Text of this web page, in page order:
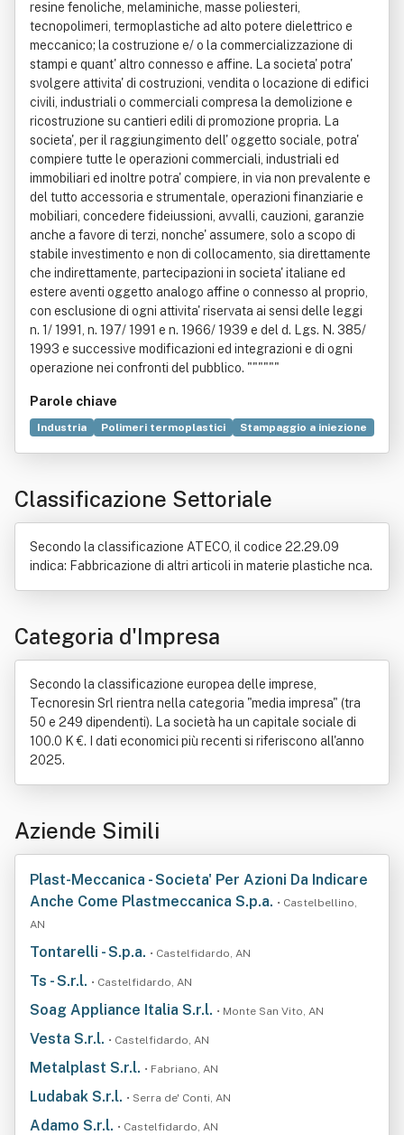
resine fenoliche, melaminiche, masse poliesteri,
tecnopolimeri, termoplastiche ad alto potere dielettrico e
meccanico; la costruzione e/ o la commercializzazione di
stampi e quant' altro connesso e affine. La societa' potra'
svolgere attivita' di costruzioni, vendita o locazione di edifici
civili, industriali o commerciali compresa la demolizione e
ricostruzione su cantieri edili di promozione propria. La
societa', per il raggiungimento dell' oggetto sociale, potra'
compiere tutte le operazioni commerciali, industriali ed
immobiliari ed inoltre potra' compiere, in via non prevalente e
del tutto accessoria e strumentale, operazioni finanziarie e
mobiliari, concedere fideiussioni, avvalli, cauzioni, garanzie
anche a favore di terzi, nonche' assumere, solo a scopo di
stabile investimento e non di collocamento, sia direttamente
che indirettamente, partecipazioni in societa' italiane ed
estere aventi oggetto analogo affine o connesso al proprio,
con esclusione di ogni attivita' riservata ai sensi delle leggi
n. 1/ 1991, n. 197/ 1991 e n. 1966/ 1939 e del d. Lgs. N. 385/
1993 e successive modificazioni ed integrazioni e di ogni
operazione nei confronti del pubblico. """"""
Parole chiave
Industria Polimeri termoplastici
Stampaggio a iniezione
Elettromeccanica
Stampaggio
Tecnopolimero
Locazione
Tecnica
Classificazione Settoriale
Secondo la classificazione ATECO, il codice 22.29.09
indica: Fabbricazione di altri articoli in materie plastiche nca.
Categoria d'Impresa
Secondo la classificazione europea delle imprese,
Tecnoresin Srl rientra nella categoria "media impresa" (tra
50 e 249 dipendenti). La società ha un capitale sociale di
100.0 K €. I dati economici più recenti si riferiscono all'anno
2025.
Aziende Simili
Plast-Meccanica - Societa' Per Azioni Da Indicare
Anche Come Plastmeccanica S.p.a. • Castelbellino,
AN
Tontarelli - S.p.a. • Castelfidardo, AN
Ts - S.r.l. • Castelfidardo, AN
Soag Appliance Italia S.r.l. • Monte San Vito, AN
Vesta S.r.l. • Castelfidardo, AN
Metalplast S.r.l. • Fabriano, AN
Ludabak S.r.l. • Serra de' Conti, AN
Adamo S.r.l. • Castelfidardo, AN